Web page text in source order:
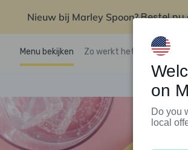
Nieuw bij Marley Spoon?Bestel nu
Menu bekijken Zo werkt het
on
Do you
local